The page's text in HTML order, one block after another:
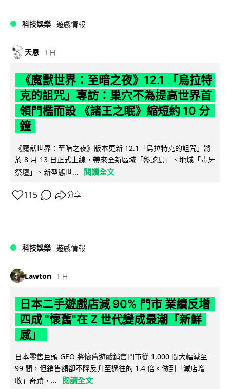
科技娛樂 遊戲情報
天恩 1 日
《魔獸世界：至暗之夜》12.1 「烏拉特
克的詛咒」專訪：巢穴不為提高世界首
領門檻而設 《諸王之眠》縮短約 10 分
鐘
《魔獸世界：至暗之夜》版本更新 12.1「烏拉特克的詛咒」將
於 8 月 13 日正式上線，帶來全新區域「盤蛇島」、地城「毒牙
祭壇」、新型態世...
閱讀全文
115 分享
科技娛樂 遊戲情報
Lawton 1 日
日本二手遊戲店減 90% 門市 業績反增
四成 "懷舊"在 Z 世代變成最潮「新鮮
感」
日本零售巨頭 GEO 將懷舊遊戲銷售門市從 1,000 間大幅減至
99 間，但銷售額卻不降反升至過往的 1.4 倍。做到「減店增
收」奇蹟，...
閱讀全文